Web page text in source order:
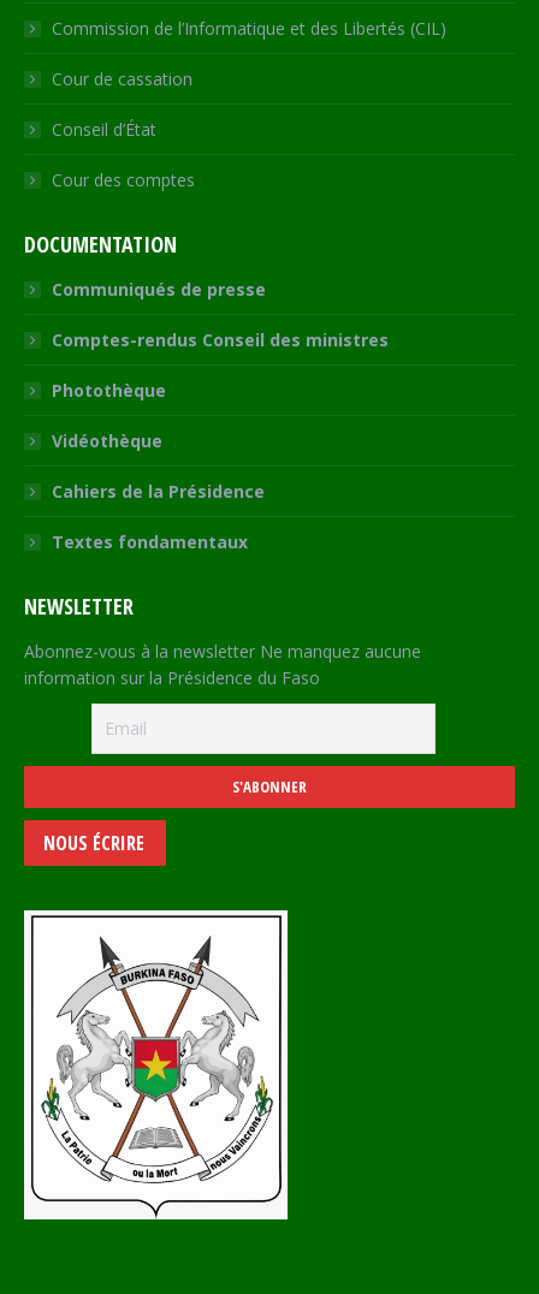
Commission de l’Informatique et des Libertés (CIL)
Cour de cassation
Conseil d’État
Cour des comptes
DOCUMENTATION
Communiqués de presse
Comptes-rendus Conseil des ministres
Photothèque
Vidéothèque
Cahiers de la Présidence
Textes fondamentaux
NEWSLETTER
Abonnez-vous à la newsletter Ne manquez aucune
information sur la Présidence du Faso
NOUS ÉCRIRE